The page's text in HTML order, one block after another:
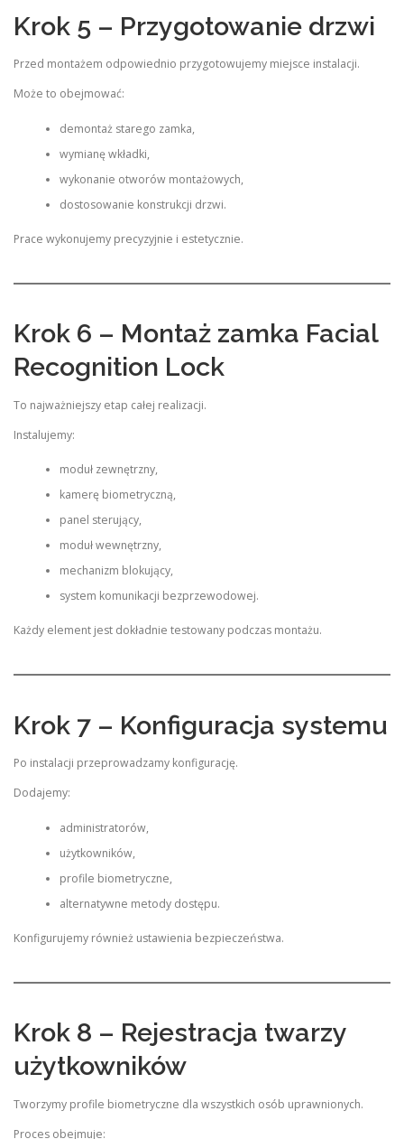
Krok 5 – Przygotowanie drzwi
Przed montażem odpowiednio przygotowujemy miejsce instalacji.
Może to obejmować:
demontaż starego zamka,
wymianę wkładki,
wykonanie otworów montażowych,
dostosowanie konstrukcji drzwi.
Prace wykonujemy precyzyjnie i estetycznie.
Krok 6 – Montaż zamka Facial
Recognition Lock
To najważniejszy etap całej realizacji.
Instalujemy:
moduł zewnętrzny,
kamerę biometryczną,
panel sterujący,
moduł wewnętrzny,
mechanizm blokujący,
system komunikacji bezprzewodowej.
Każdy element jest dokładnie testowany podczas montażu.
Krok 7 – Konfiguracja systemu
Po instalacji przeprowadzamy konfigurację.
Dodajemy:
administratorów,
użytkowników,
profile biometryczne,
alternatywne metody dostępu.
Konfigurujemy również ustawienia bezpieczeństwa.
Krok 8 – Rejestracja twarzy
użytkowników
Tworzymy profile biometryczne dla wszystkich osób uprawnionych.
Proces obejmuje: